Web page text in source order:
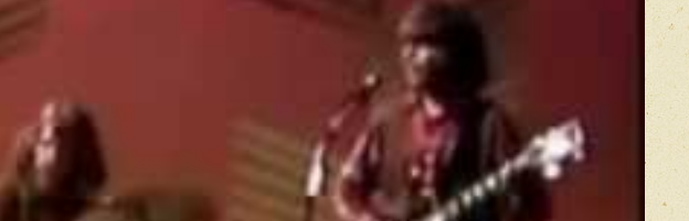
Прикрепить фото
Оставить отзыв
Перед публикацией отзывы проходят модерацию